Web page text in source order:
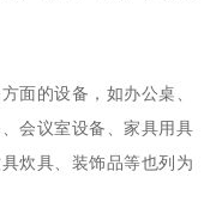
面的设备，如办公桌、
会议室设备、家具用具
炊具、装饰品等也列为